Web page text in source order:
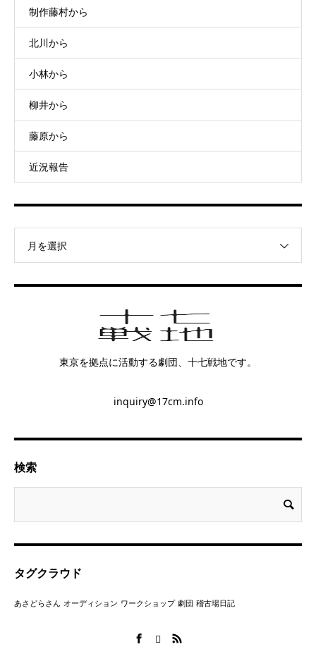
制作藤村から
北川から
小林から
柳井から
藤原から
近況報告
月を選択
東京を拠点に活動する劇団、十七戦地です。
inquiry@17cm.info
検索
タグクラウド
あさどらさん オーディション ワークショップ 劇団 稽古場日記